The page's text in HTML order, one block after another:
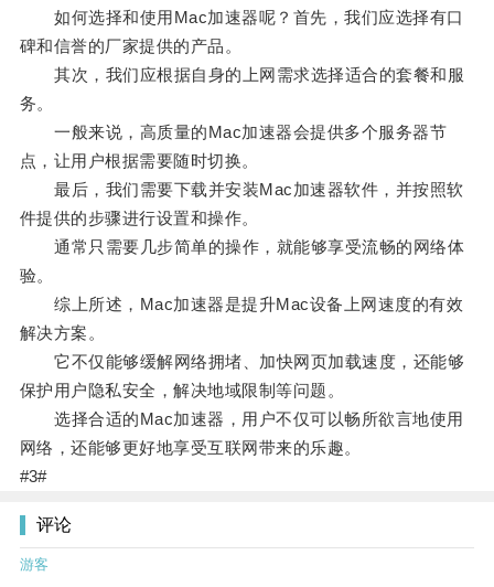
如何选择和使用Mac加速器呢？首先，我们应选择有口
碑和信誉的厂家提供的产品。
其次，我们应根据自身的上网需求选择适合的套餐和服
务。
一般来说，高质量的Mac加速器会提供多个服务器节
点，让用户根据需要随时切换。
最后，我们需要下载并安装Mac加速器软件，并按照软
件提供的步骤进行设置和操作。
通常只需要几步简单的操作，就能够享受流畅的网络体
验。
综上所述，Mac加速器是提升Mac设备上网速度的有效
解决方案。
它不仅能够缓解网络拥堵、加快网页加载速度，还能够
保护用户隐私安全，解决地域限制等问题。
选择合适的Mac加速器，用户不仅可以畅所欲言地使用
网络，还能够更好地享受互联网带来的乐趣。
#3#
评论
游客